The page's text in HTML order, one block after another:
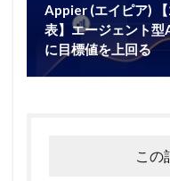
Appier (エイピア)
表】エージェント
に目標値を上回る
この